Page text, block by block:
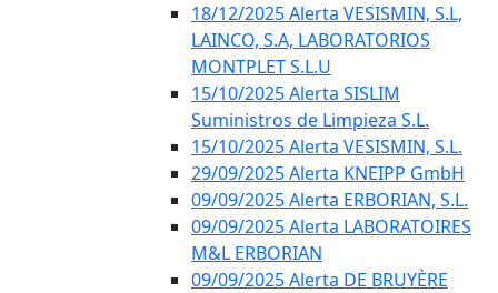
18/12/2025 Alerta VESISMIN, S.L,
LAINCO, S.A, LABORATORIOS
MONTPLET S.L.U
15/10/2025 Alerta SISLIM
Suministros de Limpieza S.L.
15/10/2025 Alerta VESISMIN, S.L.
29/09/2025 Alerta KNEIPP GmbH
09/09/2025 Alerta ERBORIAN, S.L.
09/09/2025 Alerta LABORATOIRES
M&L ERBORIAN
09/09/2025 Alerta DE BRUYÈRE